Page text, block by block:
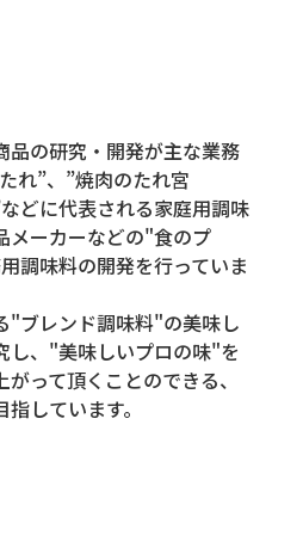
品の研究・開発が主な業務
れ”、”焼肉のたれ宮
どに代表される家庭用調味
メーカーなどの"食のプ
調味料の開発を行っていま
"ブレンド調味料"の美味し
し、"美味しいプロの味"を
って頂くことのできる、
しています。